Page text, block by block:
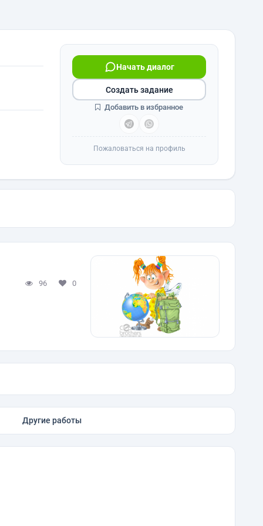
Начать диалог
Создать задание
Добавить в избранное
Пожаловаться на профиль
96 0
Другие работы